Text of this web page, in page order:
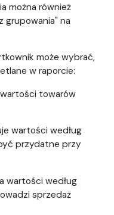
można również
grupowania" na
może wybrać,
w raporcie:
towarów
wartości według
przydatne przy
wartości według
sprzedaż